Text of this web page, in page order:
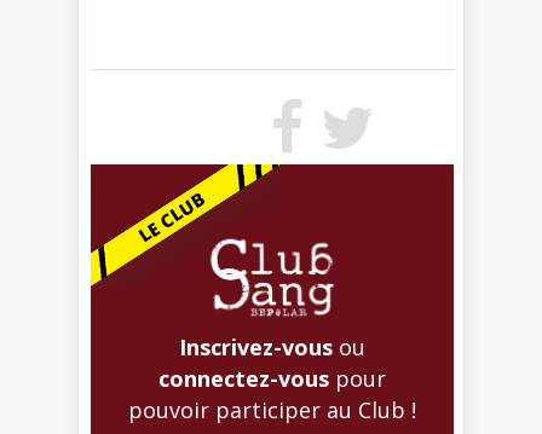
Inscrivez-vous ou
connectez-vous pour
pouvoir participer au Club !